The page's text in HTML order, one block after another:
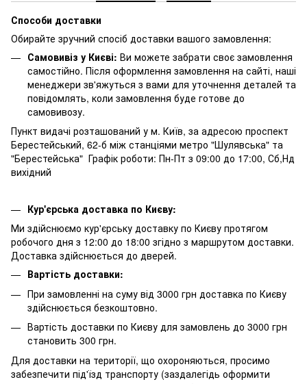
Способи доставки
Обирайте зручний спосіб доставки вашого замовлення:
Самовивіз у Києві: Ви можете забрати своє замовлення
самостійно. Після оформлення замовлення на сайті, наші
менеджери зв'яжуться з вами для уточнення деталей та
повідомлять, коли замовлення буде готове до
самовивозу.
Пункт видачі розташований у м. Київ, за адресою проспект
Берестейський, 62-б між станціями метро "Шулявська" та
"Берестейська" Графік роботи: Пн-Пт з 09:00 до 17:00, Сб,Нд
вихідний
Кур'єрська доставка по Києву:
Ми здійснюємо кур'єрську доставку по Києву протягом
робочого дня з 12:00 до 18:00 згідно з маршрутом доставки.
Доставка здійснюється до дверей.
Вартість доставки:
При замовленні на суму від 3000 грн доставка по Києву
здійснюється безкоштовно.
Вартість доставки по Києву для замовлень до 3000 грн
становить 300 грн.
Для доставки на території, що охороняються, просимо
забезпечити під'їзд транспорту (заздалегідь оформити